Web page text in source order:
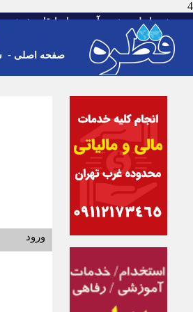
4
صفحه اصلی-خبر-آب و هوا-اوقات شرعی
صفحه اصلی -
ورود